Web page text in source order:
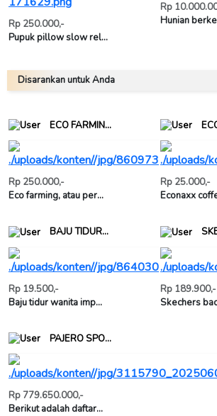
Rp 250.000,-
Pupuk pillow slow rel...
Rp
Hunian
Disarankan untuk Anda
ECO FARMIN...
Rp 250.000,-
Eco farming, atau per...
Rp 25.000,-
Econaxx
BAJU TIDUR...
Rp 19.500,-
Baju tidur wanita imp...
Rp 189.900,-
Skechers
PAJERO SPO...
Rp 779.650.000,-
Berikut adalah daftar...